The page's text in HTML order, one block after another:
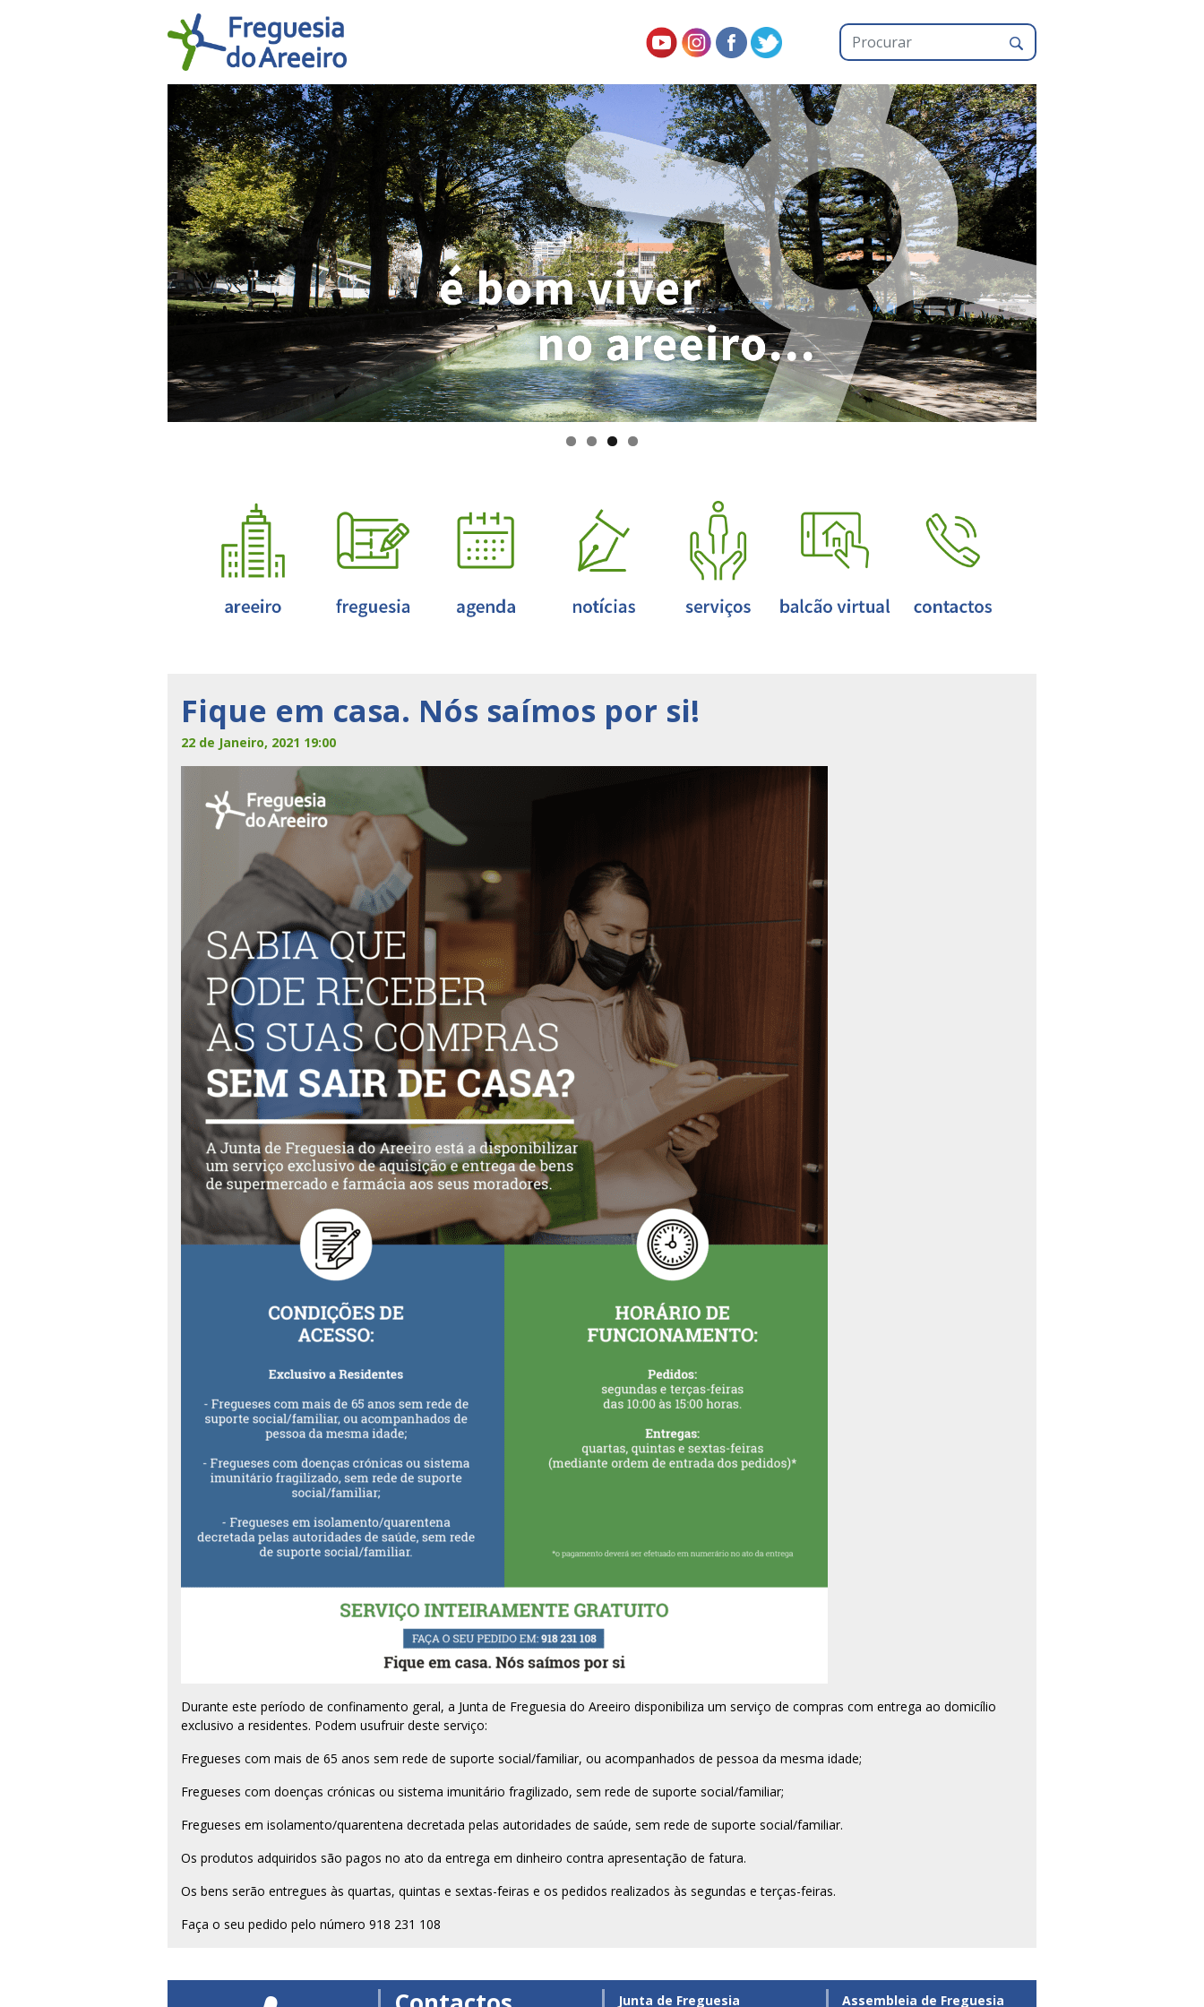
Fique em casa. Nós saímos por si!
22 de Janeiro, 2021 19:00
Durante este período de confinamento geral, a Junta de Freguesia do Areeiro disponibiliza um serviço de compras com entrega ao domicílio
exclusivo a residentes. Podem usufruir deste serviço:
Fregueses com mais de 65 anos sem rede de suporte social/familiar, ou acompanhados de pessoa da mesma idade;
Fregueses com doenças crónicas ou sistema imunitário fragilizado, sem rede de suporte social/familiar;
Fregueses em isolamento/quarentena decretada pelas autoridades de saúde, sem rede de suporte social/familiar.
Os produtos adquiridos são pagos no ato da entrega em dinheiro contra apresentação de fatura.
Os bens serão entregues às quartas, quintas e sextas-feiras e os pedidos realizados às segundas e terças-feiras.
Faça o seu pedido pelo número 918 231 108
Junta de Freguesia Assembleia de Freguesia